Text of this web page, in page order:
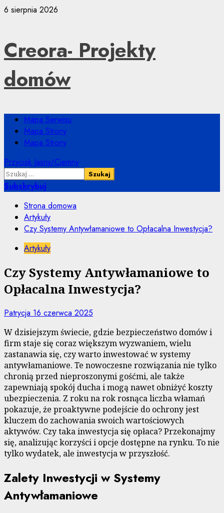
Przejdź
6 sierpnia 2026
Creora- Projekty
domów
Menu
główne
Mapa Serwisu
Mapa Strony
Mapa Strony
Przycisk Jasny/Ciemny
Szukaj:
Subskrybuj
Strona domowa
Artykuły
Czy Systemy Antywłamaniowe to Opłacalna Inwestycja?
Artykuły
Czy Systemy Antywłamaniowe to
Opłacalna Inwestycja?
Patrycja 16 czerwca 2025
W dzisiejszym świecie, gdzie bezpieczeństwo domów i
firm staje się coraz większym wyzwaniem, wielu
zastanawia się, czy warto inwestować w systemy
antywłamaniowe. Te nowoczesne rozwiązania nie tylko
chronią przed nieproszonymi gośćmi, ale także
zapewniają spokój ducha i mogą nawet obniżyć koszty
ubezpieczenia. Z roku na rok rosnąca liczba włamań
pokazuje, że proaktywne podejście do ochrony jest
kluczem do zachowania swoich wartościowych
aktywów. Czy taka inwestycja się opłaca? Przekonajmy
się, analizując korzyści i opcje dostępne na rynku. To nie
tylko wydatek, ale inwestycja w przyszłość.
Zalety Inwestycji w Systemy
Antywłamaniowe